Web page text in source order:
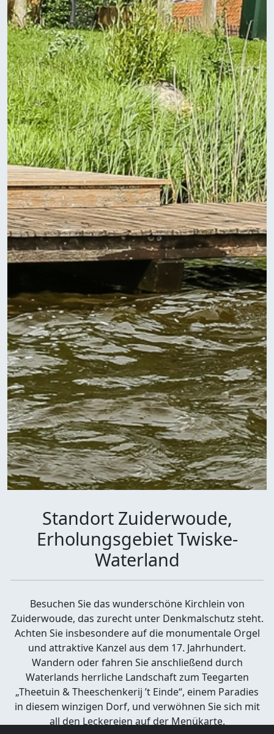
Standort Zuiderwoude,
Erholungsgebiet Twiske-
Waterland
Besuchen Sie das wunderschöne Kirchlein von
Zuiderwoude, das zurecht unter Denkmalschutz steht.
Achten Sie insbesondere auf die monumentale Orgel
und attraktive Kanzel aus dem 17. Jahrhundert.
Wandern oder fahren Sie anschließend durch
Waterlands herrliche Landschaft zum Teegarten
„Theetuin & Theeschenkerij ’t Einde“, einem Paradies
in diesem winzigen Dorf, und verwöhnen Sie sich mit
all den Leckereien auf der Menükarte.